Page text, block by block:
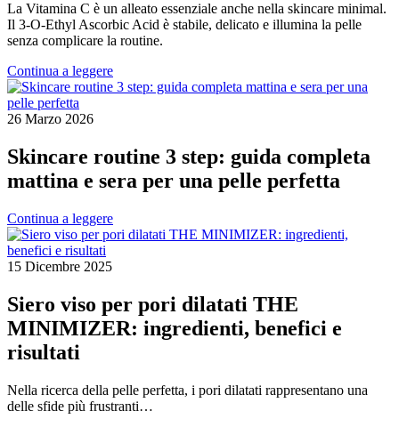
La Vitamina C è un alleato essenziale anche nella skincare minimal.
Il 3-O-Ethyl Ascorbic Acid è stabile, delicato e illumina la pelle
senza complicare la routine.
Continua a leggere
26 Marzo 2026
Skincare routine 3 step: guida completa
mattina e sera per una pelle perfetta
Continua a leggere
15 Dicembre 2025
Siero viso per pori dilatati THE
MINIMIZER: ingredienti, benefici e
risultati
Nella ricerca della pelle perfetta, i pori dilatati rappresentano una
delle sfide più frustranti…